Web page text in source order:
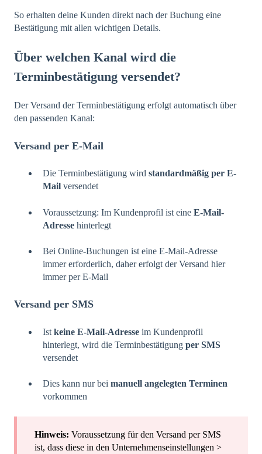
So erhalten deine Kunden direkt nach der Buchung eine
Bestätigung mit allen wichtigen Details.
Über welchen Kanal wird die
Terminbestätigung versendet?
Der Versand der Terminbestätigung erfolgt automatisch über
den passenden Kanal:
Versand per E-Mail
Die Terminbestätigung wird standardmäßig per E-
Mail versendet
Voraussetzung: Im Kundenprofil ist eine E-Mail-
Adresse hinterlegt
Bei Online-Buchungen ist eine E-Mail-Adresse
immer erforderlich, daher erfolgt der Versand hier
immer per E-Mail
Versand per SMS
Ist keine E-Mail-Adresse im Kundenprofil
hinterlegt, wird die Terminbestätigung per SMS
versendet
Dies kann nur bei manuell angelegten Terminen
vorkommen
Hinweis: Voraussetzung für den Versand per SMS
ist, dass diese in den Unternehmenseinstellungen >